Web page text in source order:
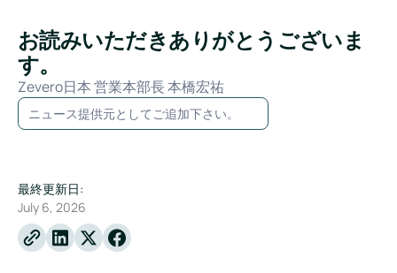
最終更新日:
July 6, 2026
Linkedin
X Facebook
お読みいただきありがとうございま
す。
Zevero日本 営業本部長 本橋宏祐
ニュース提供元としてご追加下さい。